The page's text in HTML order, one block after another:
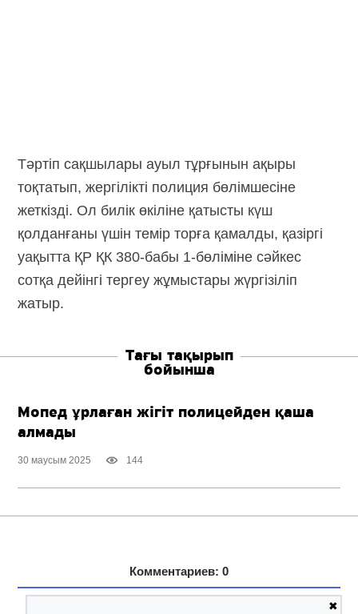
Тәртіп сақшылары ауыл тұрғынын ақыры
тоқтатып, жергілікті полиция бөлімшесіне
жеткізді. Ол билік өкіліне қатысты күш
қолданғаны үшін темір торға қамалды, қазіргі
уақытта ҚР ҚК 380-бабы 1-бөліміне сәйкес
сотқа дейінгі тергеу жұмыстары жүргізіліп
жатыр.
Тағы тақырып
бойынша
Мопед ұрлаған жігіт полицейден қаша
алмады
30 маусым 2025 144
Комментариев: 0
✖